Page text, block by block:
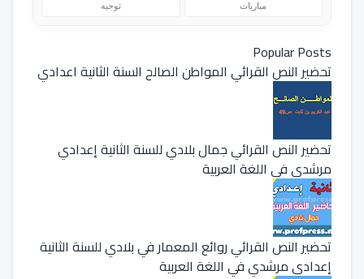
مباريات توجيه
Popular Posts
تحضير النص القرائي المواطن الصالح السنة الثانية اعدادي
تحضير النص القرائي جمال بلادي للسنة الثانية إعدادي
مرشدي في اللغة العربية
تحضير النص القرائي روائع المعمار في بلادي للسنة الثانية
إعدادي مرشدي في اللغة العربية